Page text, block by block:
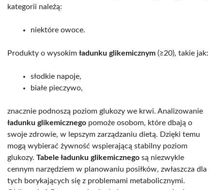
kategorii należą:
niektóre owoce.
Produkty o wysokim ładunku glikemicznym (≥20), takie jak:
słodkie napoje,
białe pieczywo,
znacznie podnoszą poziom glukozy we krwi. Analizowanie
ładunku glikemicznego pomoże osobom, które dbają o
swoje zdrowie, w lepszym zarządzaniu dietą. Dzięki temu
mogą wybierać żywność wspierającą stabilny poziom
glukozy. Tabele ładunku glikemicznego są niezwykle
cennym narzędziem w planowaniu posiłków, zwłaszcza dla
tych borykających się z problemami metabolicznymi.